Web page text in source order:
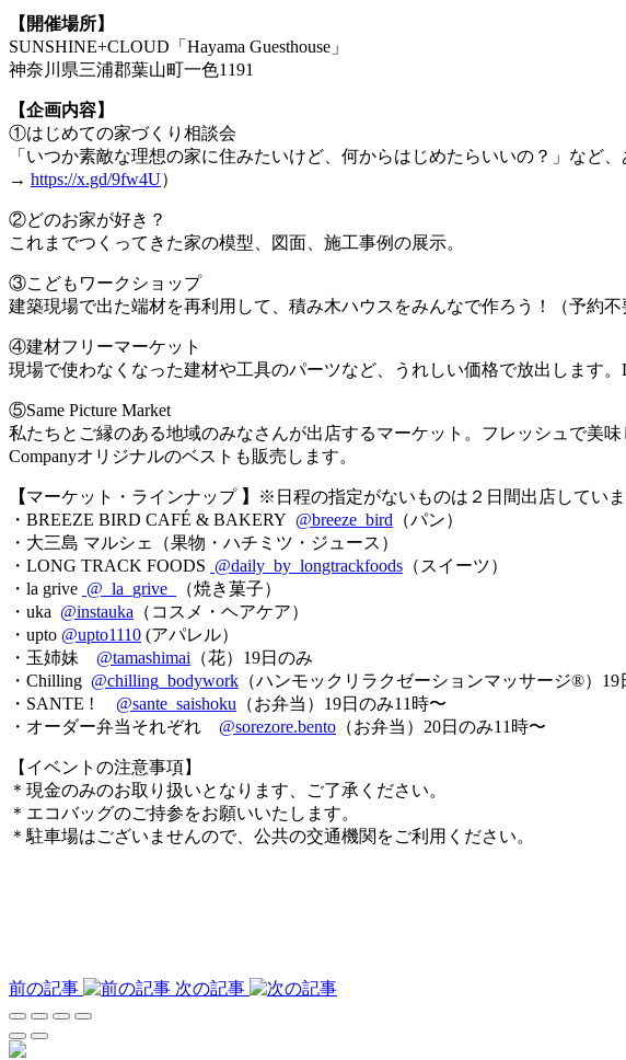
【開催場所】
SUNSHINE+CLOUD「Hayama Guesthouse」
神奈川県三浦郡葉山町一色1191
【企画内容】
①はじめての家づくり相談会
「いつか素敵な理想の家に住みたいけど、何からはじめたらいいの？」な
→ https://x.gd/9fw4U）
②どのお家が好き？
これまでつくってきた家の模型、図面、施工事例の展示。
③こどもワークショップ
建築現場で出た端材を再利用して、積み木ハウスをみんなで作ろう！（予約不
④建材フリーマーケット
現場で使わなくなった建材や工具のパーツなど、うれしい価格で放出します
⑤Same Picture Market
私たちとご縁のある地域のみなさんが出店するマーケット。フレッシュで美
Companyオリジナルのベストも販売します。
【マーケット・ラインナップ 】
※日程の指定がないものは２日間出店してい
・BREEZE BIRD CAFÉ & BAKERY @breeze_bird （パン）
・大三島 マルシェ（果物・ハチミツ・ジュース）
・LONG TRACK FOODS @daily_by_longtrackfoods （スイーツ）
・la grive @_la_grive_
（焼き菓子）
・uka @instauka （コスメ・ヘアケア）
・upto @upto1110 (アパレル）
・玉姉妹 @tamashimai （花）19日のみ
・Chilling @chilling_bodywork （ハンモックリラクゼーションマッサージ®）19
・SANTE ! @sante_saishoku （お弁当）19日のみ11時〜
・オーダー弁当それぞれ @sorezore.bento （お弁当）20日のみ11時〜
【イベントの注意事項】
＊現金のみのお取り扱いとなります、ご了承ください。
＊エコバッグのご持参をお願いいたします。
＊駐車場はございませんので、公共の交通機関をご利用ください。
前の記事 次の記事